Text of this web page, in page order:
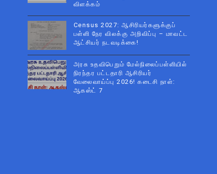
விளக்கம்
Census 2027: ஆசிரியர்களுக்குப்
பள்ளி நேர விலக்கு அறிவிப்பு – மாவட்ட
ஆட்சியர் நடவடிக்கை!
அரசு உதவிபெறும் மேல்நிலைப்பள்ளியில்
நிரந்தர பட்டதாரி ஆசிரியர்
வேலைவாய்ப்பு 2026! கடைசி நாள்:
ஆகஸ்ட் 7